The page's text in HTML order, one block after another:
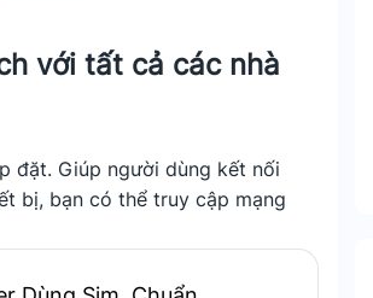
với tất cả các nhà
đặt. Giúp người dùng kết nối
bị, bạn có thể truy cập mạng
cần thiết khi điện thoại cũng